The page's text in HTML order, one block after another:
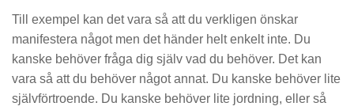
Till exempel kan det vara så att du verkligen önskar
manifestera något men det händer helt enkelt inte. Du
kanske behöver fråga dig själv vad du behöver. Det kan
vara så att du behöver något annat. Du kanske behöver lite
självförtroende. Du kanske behöver lite jordning, eller så